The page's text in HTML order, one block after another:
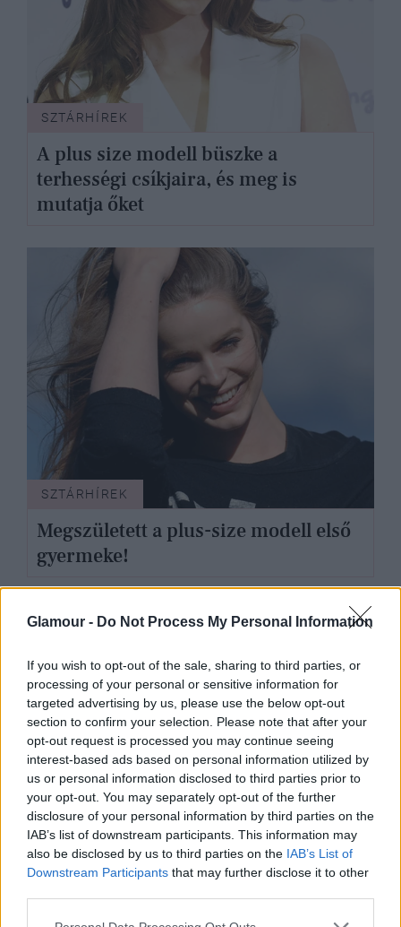
Glamour - Do Not Process My Personal Information
If you wish to opt-out of the sale, sharing to third parties, or
processing of your personal or sensitive information for
targeted advertising by us, please use the below opt-out
section to confirm your selection. Please note that after your
opt-out request is processed you may continue seeing
interest-based ads based on personal information utilized by
us or personal information disclosed to third parties prior to
your opt-out. You may separately opt-out of the further
disclosure of your personal information by third parties on the
IAB’s list of downstream participants. This information may
also be disclosed by us to third parties on the IAB’s List of
Downstream Participants that may further disclose it to other
Please note that this website/app uses one or more Google
SZTÁRHÍREK
A plus size modell büszke a
terhességi csíkjaira, és meg is
mutatja őket
SZTÁRHÍREK
Megszületett a plus-size modell első
gyermeke!
SZTÁRHÍREK
Várandós a legszexibb plus size
modell!